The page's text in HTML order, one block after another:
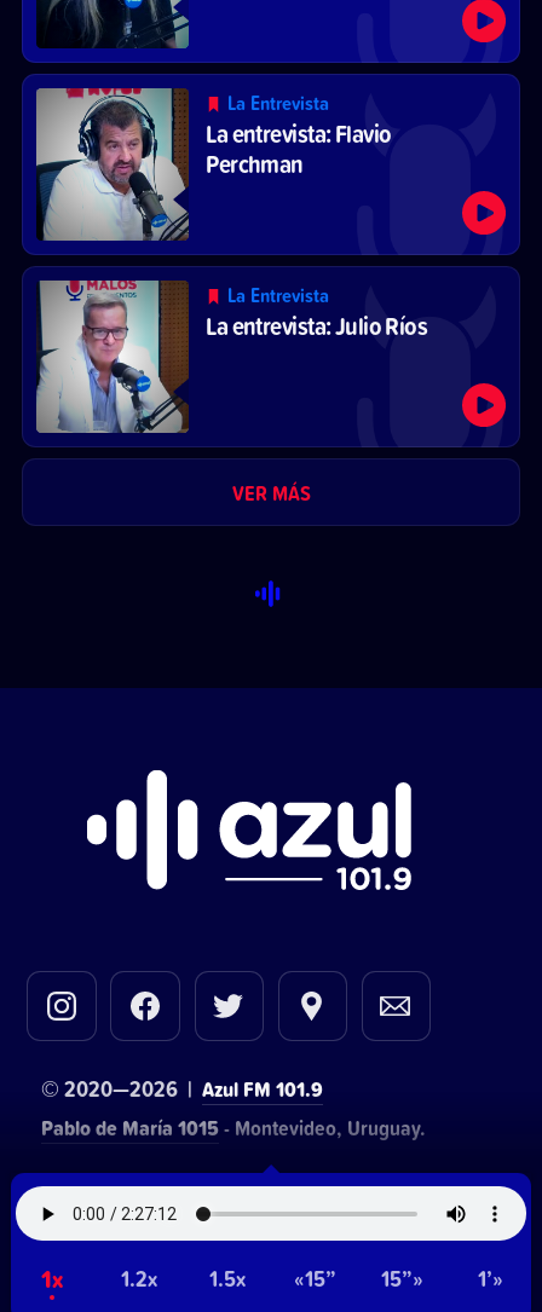
1x 1.2x 1.5x «15” 15”» 1’»
La Entrevista
La entrevista: Flavio
Perchman
La Entrevista
La entrevista: Julio Ríos
VER MÁS
© 2020—2026 | Azul FM 101.9
Pablo de María 1015- Montevideo, Uruguay.
Contacto comercial:Walter Lapachian• Hosting:
NetUy
Privacidad~Términos y condiciones